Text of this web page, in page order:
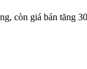
còn giá bán tăng